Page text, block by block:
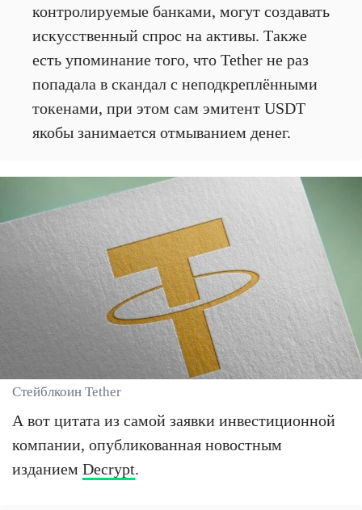
контролируемые банками, могут создавать
искусственный спрос на активы. Также
есть упоминание того, что Tether не раз
попадала в скандал с неподкреплёнными
токенами, при этом сам эмитент USDT
якобы занимается отмыванием денег.
Стейблкоин Tether
А вот цитата из самой заявки инвестиционной
компании, опубликованная новостным
изданием Decrypt.